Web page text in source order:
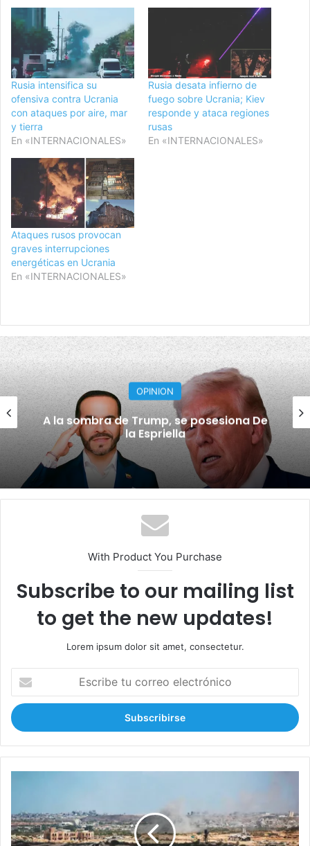
Rusia intensifica su
ofensiva contra Ucrania
con ataques por aire, mar
y tierra
En «INTERNACIONALES»
Rusia desata infierno de
fuego sobre Ucrania; Kiev
responde y ataca regiones
rusas
En «INTERNACIONALES»
Ataques rusos provocan
graves interrupciones
energéticas en Ucrania
En «INTERNACIONALES»
OPINION
A la sombra de Trump, se posesiona De
la Espriella
With Product You Purchase
Subscribe to our mailing list
to get the new updates!
Lorem ipsum dolor sit amet, consectetur.
c
r
b
o
r
m
e